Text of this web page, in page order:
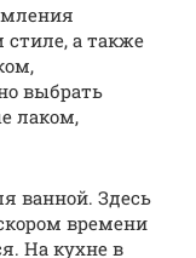
стиле, а также
выбрать
лаком,
ванной. Здесь
времени
На кухне в